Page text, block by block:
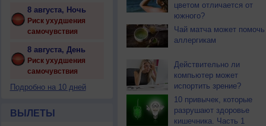
8 августа, Ночь
Риск ухудшения
самочувствия
8 августа, День
Риск ухудшения
самочувствия
Подробно на 10 дней
ВЫЛЕТЫ
цветом отличается от
южного?
Чай матча может помочь
аллергикам
Действительно ли
компьютер может
испортить зрение?
10 привычек, которые
разрушают здоровье
кишечника. Часть 1